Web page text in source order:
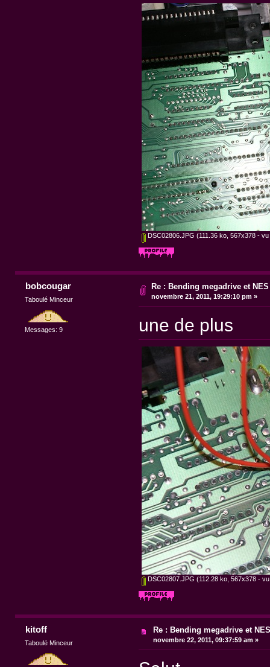
DSC02806.JPG (111.36 ko, 567x378 -
bobcougar
Taboulé Minceur
Messages: 9
Re : Bending megadrive et NES
novembre 21, 2011, 19:29:10 pm »
une de plus
DSC02807.JPG (112.28 ko, 567x378 -
kitoff
Taboulé Minceur
Re : Bending megadrive et
novembre 22, 2011, 09:37:59 am »